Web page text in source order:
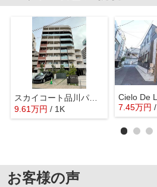
スカイコート品川パークサイドⅡ
9.61万円 / 1K
Cielo De
7.45万円
お客様の声